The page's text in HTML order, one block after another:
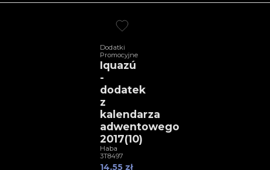
Dodatki
Promocyjne
Iquazú
-
dodatek
z
kalendarza
adwentowego
2017(10)
Haba
3T8497
14,55 zł